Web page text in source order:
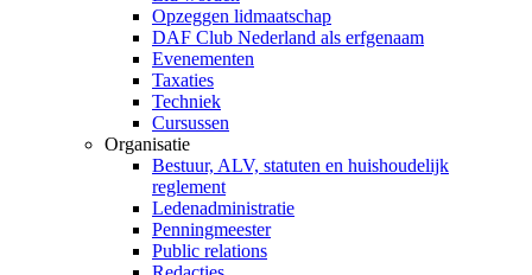
Opzeggen lidmaatschap
DAF Club Nederland als erfgenaam
Evenementen
Taxaties
Techniek
Cursussen
Organisatie
Bestuur, ALV, statuten en huishoudelijk
reglement
Ledenadministratie
Penningmeester
Public relations